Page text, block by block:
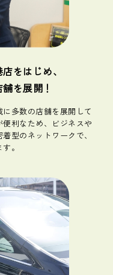
をはじめ、
を展開！
多数の店舗を展開して
利なため、ビジネスや
型のネットワークで、
。